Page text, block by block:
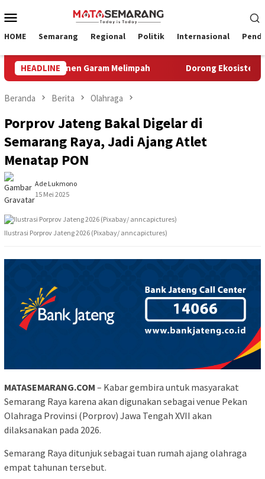
ke
Mobile
HOME Semarang Regional Politik Internasional
HEADLINE
Panen Garam Melimpah Dorong Ekosistem
Beranda Berita Olahraga
Porprov Jateng Bakal Digelar di
Semarang Raya, Jadi Ajang Atlet
Menatap PON
Ade Lukmono
15 Mei 2025
Ilustrasi Porprov Jateng 2026 (Pixabay/ anncapictures)
MATASEMARANG.COM – Kabar gembira untuk masyarakat
Semarang Raya karena akan digunakan sebagai venue Pekan
Olahraga Provinsi (Porprov) Jawa Tengah XVII akan
dilaksanakan pada 2026.
Semarang Raya ditunjuk sebagai tuan rumah ajang olahraga
empat tahunan tersebut.